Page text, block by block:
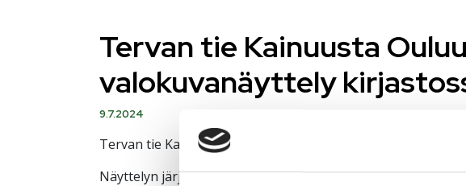
Tervan tie Kainuusta
valokuvanäyttely
9.7.2024
Tervan tie Kainuusta Ouluun valokuvanäyttely kirjastossa 8.7.
Näyttelyn järjestäjät Oulun Seudun Kainuulaiset Ry ja